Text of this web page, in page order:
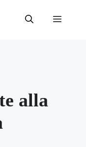
Menu
alla